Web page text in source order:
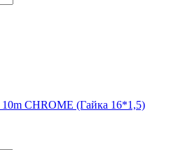
CHROME (Гайка 16*1,5)